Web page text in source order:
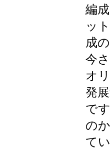
編
ッ
成
今
オ
発
で
の
て